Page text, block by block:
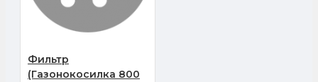
Фильтр
(Газонокосилка 800